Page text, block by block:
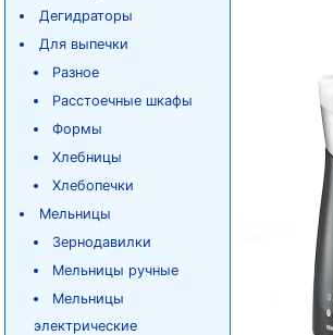
Дегидраторы
Для выпечки
Разное
Расстоечные шкафы
Формы
Хлебницы
Хлебопечки
Мельницы
Зернодавилки
Мельницы ручные
Мельницы
электрические